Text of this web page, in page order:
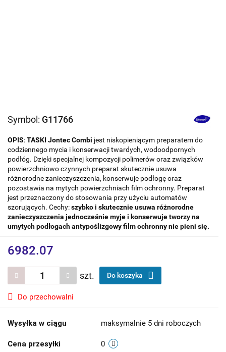
Symbol: G11766
OPIS:TASKI Jontec Combi jest niskopieniącym preparatem do
codziennego mycia i konserwacji twardych, wodoodpornych
podłóg. Dzięki specjalnej kompozycji polimerów oraz związków
powierzchniowo czynnych preparat skutecznie usuwa
różnorodne zanieczyszczenia, konserwuje podłogę oraz
pozostawia na mytych powierzchniach film ochronny. Preparat
jest przeznaczony do stosowania przy użyciu automatów
szorujących. Cechy:szybko i skutecznie usuwa różnorodne
zanieczyszczenia jednocześnie myje i konserwujetworzy na
umytych podłogach antypoślizgowy film ochronnynie pieni się.
6982.07
szt. Do koszyka
Do przechowalni
Wysyłka w ciągu maksymalnie 5 dni roboczych
Cena przesyłki 0